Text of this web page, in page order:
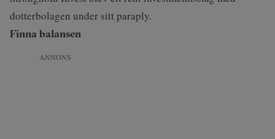
dotterbolagen under sitt paraply.
Finna balansen
ANNONS